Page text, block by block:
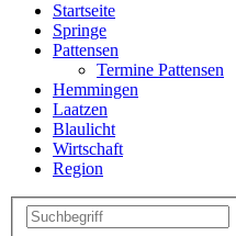
Startseite
Springe
Pattensen
Termine Pattensen
Hemmingen
Laatzen
Blaulicht
Wirtschaft
Region